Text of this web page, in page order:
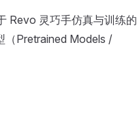
Revo 灵巧手仿真与训练的
（Pretrained Models /